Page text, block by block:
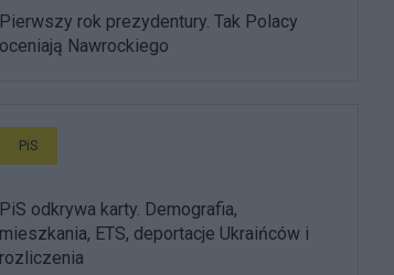
Pierwszy rok prezydentury. Tak Polacy
oceniają Nawrockiego
PiS
PiS odkrywa karty. Demografia,
mieszkania, ETS, deportacje Ukraińców i
rozliczenia